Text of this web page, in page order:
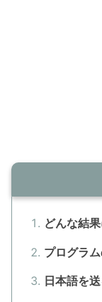
どんな結
プログラ
日本語を